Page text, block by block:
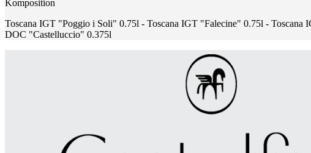
Komposition
Toscana IGT "Poggio i Soli" 0.75l - Toscana IGT "Falecine" 0.75l -
DOC "Castelluccio" 0.375l